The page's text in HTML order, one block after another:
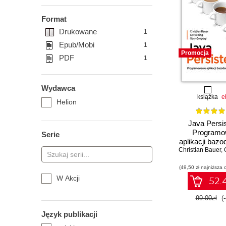
Format
Drukowane
1
Epub/Mobi 1
PDF 1
Wydawca
Helion
Serie
W Akcji
Język publikacji
Promocja
książka
Java
aplikacji
w Hibernate.
Christian Bauer,
(49,50 zł najniższa
99.00zł